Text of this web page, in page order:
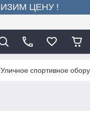
ЦЕНУ !
Уличное спортивное